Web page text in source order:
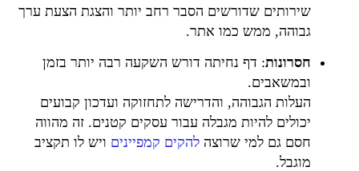
שירותים שדורשים הסבר רחב יותר והצגת הצעת ערך
גבוהה, ממש כמו אתר.
חסרונות: דף נחיתה דורש השקעה רבה יותר בזמן
ובמשאבים.
העלות הגבוהה, והדרישה לתחזוקה ועדכון קבועים
יכולים להיות מגבלה עבור עסקים קטנים. זה מהווה
חסם גם למי שרוצה להקים קמפיינים ויש לו תקציב
מוגבל.